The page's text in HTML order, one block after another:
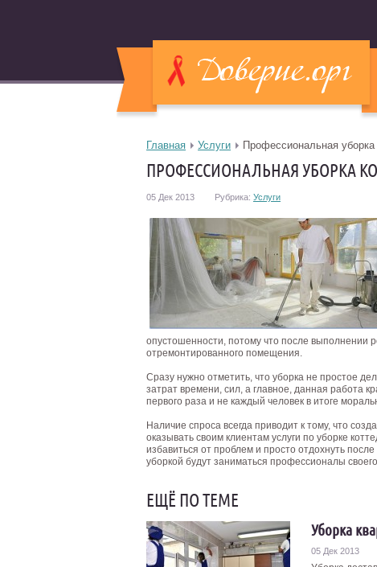
Главная Услуги Профессиональная
ПРОФЕССИОНАЛЬНАЯ УБОРКА
05 Дек 2013 Рубрика: Услуги
опустошенности, потому что после выполнении
отремонтированного помещения.
Сразу нужно отметить, что уборка не простое
затрат времени, сил, а главное, данная работа
первого раза и не каждый человек в итоге
Наличие спроса всегда приводит к тому, что
оказывать своим клиентам услуги по уборке
избавиться от проблем и просто отдохнуть
уборкой будут заниматься профессионалы
ЕЩЁ ПО ТЕМЕ
Уборка
05 Дек 2013